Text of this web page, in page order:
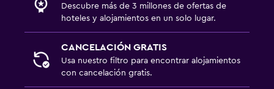
Bar de tapas
Descubre más de 3 millones de ofertas de
hoteles y alojamientos en un solo lugar.
CANCELACIÓN GRATIS
Usa nuestro filtro para encontrar alojamientos
con cancelación gratis.